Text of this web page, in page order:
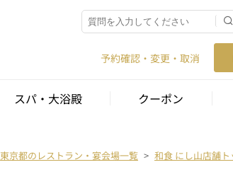
予約確認・変更・取消
スパ・大浴殿 クーポン
東京都のレストラン・宴会場一覧 和食 にし山店舗ト